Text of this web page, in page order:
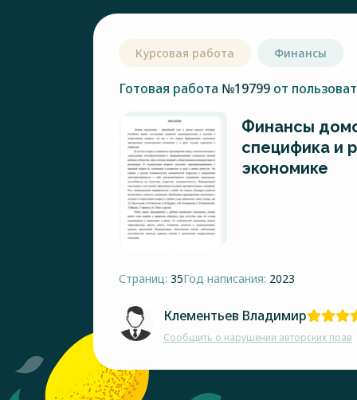
Курсовая работа Финансы
Готовая работа №19799 от
Финансы
специфика и
экономике
Страниц: 35Год написания: 2023
Клементьев Владимир
Сообщить о нарушении авторских прав